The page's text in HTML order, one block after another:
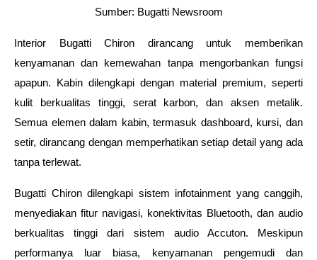
Sumber: Bugatti Newsroom
Interior Bugatti Chiron dirancang untuk memberikan
kenyamanan dan kemewahan tanpa mengorbankan fungsi
apapun. Kabin dilengkapi dengan material premium, seperti
kulit berkualitas tinggi, serat karbon, dan aksen metalik.
Semua elemen dalam kabin, termasuk dashboard, kursi, dan
setir, dirancang dengan memperhatikan setiap detail yang ada
tanpa terlewat.
Bugatti Chiron dilengkapi sistem infotainment yang canggih,
menyediakan fitur navigasi, konektivitas Bluetooth, dan audio
berkualitas tinggi dari sistem audio Accuton. Meskipun
performanya luar biasa, kenyamanan pengemudi dan